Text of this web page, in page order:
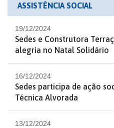
ASSISTÊNCIA SOCIAL
19/12/2024
Sedes e Construtora
alegria no Natal Solidário
16/12/2024
Sedes participa de ação
Técnica Alvorada
13/12/2024